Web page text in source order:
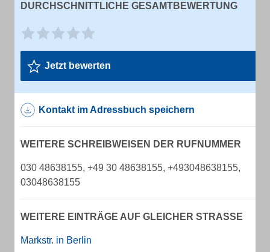
DURCHSCHNITTLICHE GESAMTBEWERTUNG
Jetzt bewerten
Kontakt im Adressbuch speichern
WEITERE SCHREIBWEISEN DER RUFNUMMER
030 48638155, +49 30 48638155, +493048638155,
03048638155
WEITERE EINTRÄGE AUF GLEICHER STRASSE
Markstr. in Berlin